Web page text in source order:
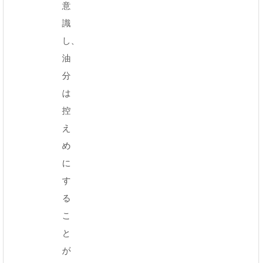
意
識
し、
油
分
は
控
え
め
に
す
る
こ
と
が